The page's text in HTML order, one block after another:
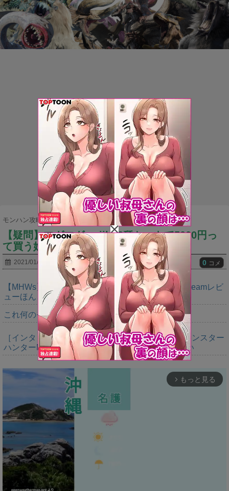
モンハン攻略まとめ隊 > ネタ・雑談
【疑問】マガマガamiibo3種セットで5000円っ
て買う奴居るの？
2021/01/20 0 コメ
【MHWs】正論パンチからキツい皮肉まで書けるSteamレビ
ューほんと好き
これ何のモンスターなのか未だにわからん
［インタビュー］距離を超えて，一緒に狩る。「モンスター
ハンターNow」の新機能 フレンドリンク開発の狙い
arrow_forward_ios もっと見る